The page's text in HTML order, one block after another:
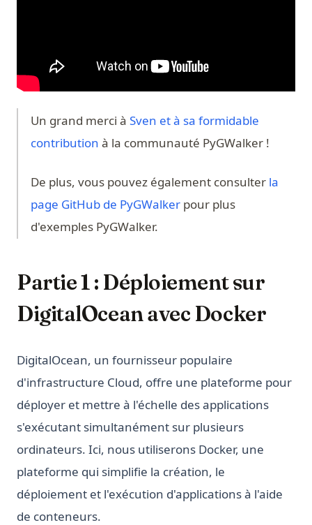
Un grand merci à Sven et à sa formidable
contribution(opens in a new tab)
à la communauté PyGWalker !
De plus, vous pouvez également consulter la
page GitHub de PyGWalker(opens in a new tab)
pour plus
d'exemples PyGWalker.
Partie 1 : Déploiement sur
DigitalOcean avec Docker
DigitalOcean, un fournisseur populaire
d'infrastructure Cloud, offre une plateforme pour
déployer et mettre à l'échelle des applications
s'exécutant simultanément sur plusieurs
ordinateurs. Ici, nous utiliserons Docker, une
plateforme qui simplifie la création, le
déploiement et l'exécution d'applications à l'aide
de conteneurs.